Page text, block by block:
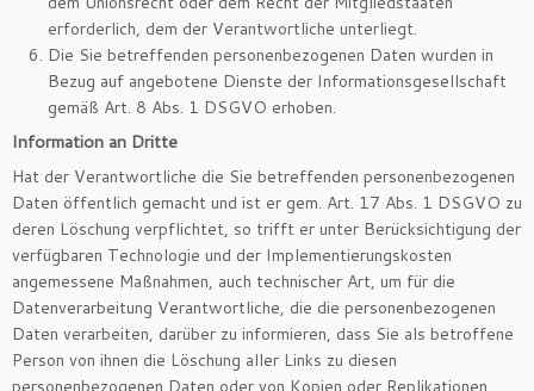
erforderlich, dem der Verantwortliche unterliegt.
Die Sie betreffenden personenbezogenen Daten wurden in
Bezug auf angebotene Dienste der Informationsgesellschaft
gemäß Art. 8 Abs. 1 DSGVO erhoben.
Information an Dritte
Hat der Verantwortliche die Sie betreffenden personenbezogenen
Daten öffentlich gemacht und ist er gem. Art. 17 Abs. 1 DSGVO zu
deren Löschung verpflichtet, so trifft er unter Berücksichtigung der
verfügbaren Technologie und der Implementierungskosten
angemessene Maßnahmen, auch technischer Art, um für die
Datenverarbeitung Verantwortliche, die die personenbezogenen
Daten verarbeiten, darüber zu informieren, dass Sie als betroffene
Person von ihnen die Löschung aller Links zu diesen
personenbezogenen Daten oder von Kopien oder Replikationen